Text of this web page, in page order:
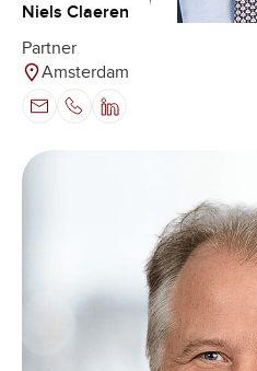
Niels Claeren
Partner
Amsterdam